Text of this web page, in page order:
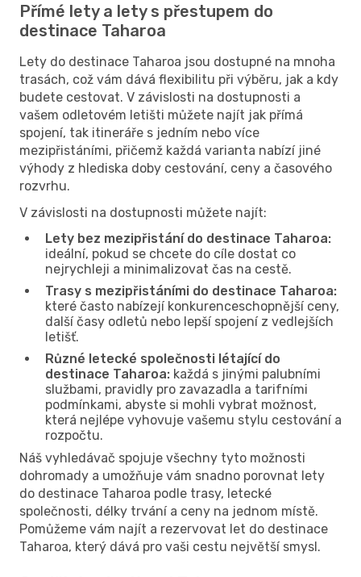
Přímé lety a lety s přestupem do
destinace Taharoa
Lety do destinace Taharoa jsou dostupné na mnoha
trasách, což vám dává flexibilitu při výběru, jak a kdy
budete cestovat. V závislosti na dostupnosti a
vašem odletovém letišti můžete najít jak přímá
spojení, tak itineráře s jedním nebo více
mezipřistáními, přičemž každá varianta nabízí jiné
výhody z hlediska doby cestování, ceny a časového
rozvrhu.
V závislosti na dostupnosti můžete najít:
Lety bez mezipřistání do destinace Taharoa:
ideální, pokud se chcete do cíle dostat co
nejrychleji a minimalizovat čas na cestě.
Trasy s mezipřistáními do destinace Taharoa:
které často nabízejí konkurenceschopnější ceny,
další časy odletů nebo lepší spojení z vedlejších
letišť.
Různé letecké společnosti létající do
destinace Taharoa: každá s jinými palubními
službami, pravidly pro zavazadla a tarifními
podmínkami, abyste si mohli vybrat možnost,
která nejlépe vyhovuje vašemu stylu cestování a
rozpočtu.
Náš vyhledávač spojuje všechny tyto možnosti
dohromady a umožňuje vám snadno porovnat lety
do destinace Taharoa podle trasy, letecké
společnosti, délky trvání a ceny na jednom místě.
Pomůžeme vám najít a rezervovat let do destinace
Taharoa, který dává pro vaši cestu největší smysl.